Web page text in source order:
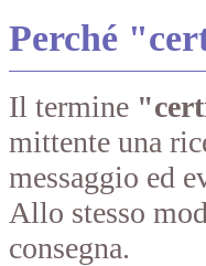
Perché
Il termine
mittente una
messaggio ed
Allo stesso
consegna.